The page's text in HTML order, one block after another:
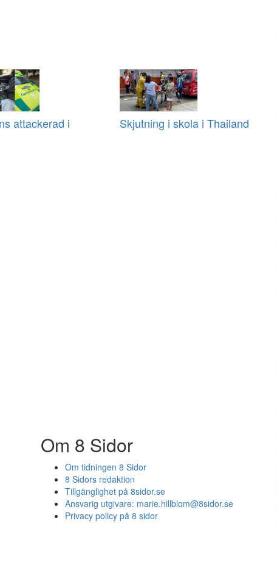
attackerad i Skjutning i skola i Thailand
Om 8 Sidor
Om tidningen 8 Sidor
8 Sidors redaktion
Tillgänglighet på 8sidor.se
Ansvarig utgivare: marie.hillblom@8sidor.se
Privacy policy på 8 sidor